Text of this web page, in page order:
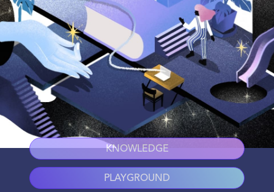
KNOWLEDGE
PLAYGROUND